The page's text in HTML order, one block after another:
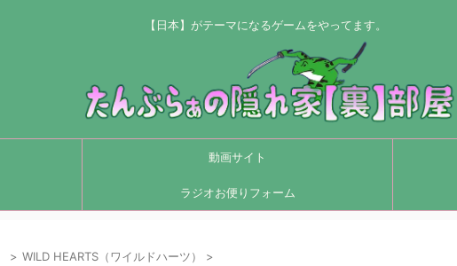
【日本】がテーマになるゲームをやってます。
動画サイト
ラジオお便りフォーム
> WILD HEARTS（ワイルドハーツ） >